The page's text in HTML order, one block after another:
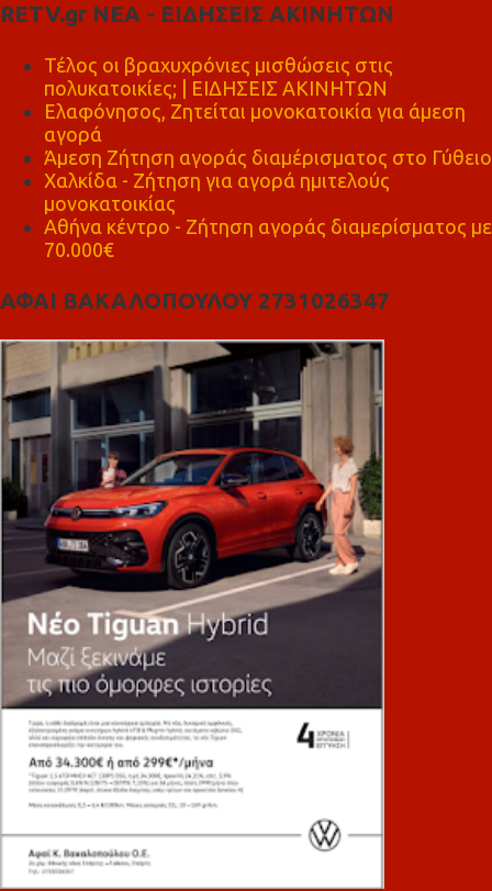
RETV.gr ΝΕΑ - ΕΙΔΗΣΕΙΣ ΑΚΙΝΗΤΩΝ
Τέλος οι βραχυχρόνιες μισθώσεις στις
πολυκατοικίες; | ΕΙΔΗΣΕΙΣ ΑΚΙΝΗΤΩΝ
Ελαφόνησος, Ζητείται μονοκατοικία για άμεση
αγορά
Άμεση Ζήτηση αγοράς διαμέρισματος στο Γύθειο
Χαλκίδα - Ζήτηση για αγορά ημιτελούς
μονοκατοικίας
Αθήνα κέντρο - Ζήτηση αγοράς διαμερίσματος με
70.000€
ΑΦΑΙ ΒΑΚΑΛΟΠΟΥΛΟΥ 2731026347